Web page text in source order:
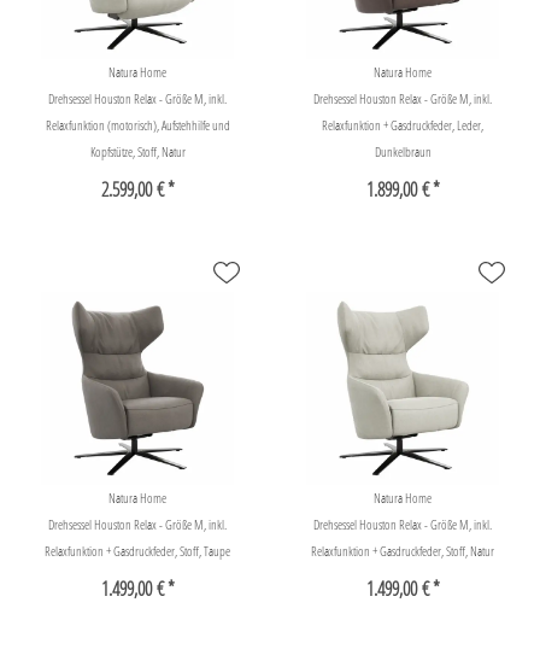
Natura Home
Drehsessel Houston Relax - Größe M, inkl.
Relaxfunktion (motorisch), Aufstehhilfe und
Kopfstütze, Stoff, Natur
2.599,00 € *
Natura Home
Drehsessel Houston Relax - Größe M, inkl.
Relaxfunktion + Gasdruckfeder, Leder,
Dunkelbraun
1.899,00 € *
Natura Home
Drehsessel Houston Relax - Größe M, inkl.
Relaxfunktion + Gasdruckfeder, Stoff, Taupe
1.499,00 € *
Natura Home
Drehsessel Houston Relax - Größe M, inkl.
Relaxfunktion + Gasdruckfeder, Stoff, Natur
1.499,00 € *